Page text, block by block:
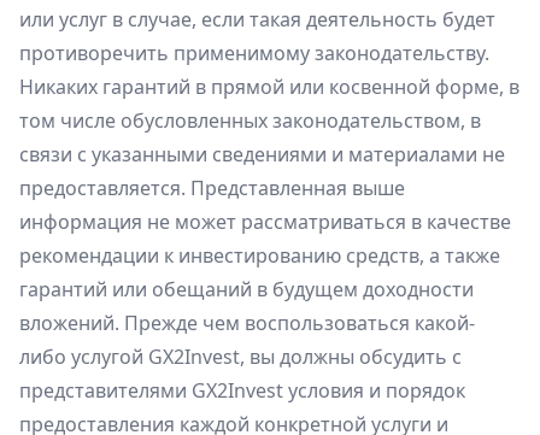
или услуг в случае, если такая деятельность будет
противоречить применимому законодательству.
Никаких гарантий в прямой или косвенной форме, в
том числе обусловленных законодательством, в
связи с указанными сведениями и материалами не
предоставляется. Представленная выше
информация не может рассматриваться в качестве
рекомендации к инвестированию средств, а также
гарантий или обещаний в будущем доходности
вложений. Прежде чем воспользоваться какой-
либо услугой GX2Invest, вы должны обсудить с
представителями GX2Invest условия и порядок
предоставления каждой конкретной услуги и